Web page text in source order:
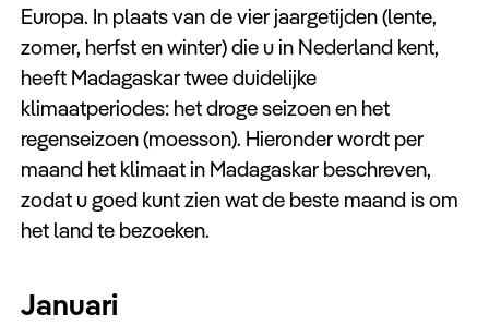
Europa. In plaats van de vier jaargetijden (lente,
zomer, herfst en winter) die u in Nederland kent,
heeft Madagaskar twee duidelijke
klimaatperiodes: het droge seizoen en het
regenseizoen (moesson). Hieronder wordt per
maand het klimaat in Madagaskar beschreven,
zodat u goed kunt zien wat de beste maand is om
het land te bezoeken.
Januari